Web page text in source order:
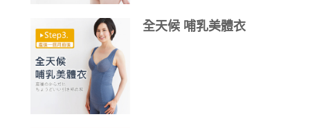
全天候 哺乳美體衣